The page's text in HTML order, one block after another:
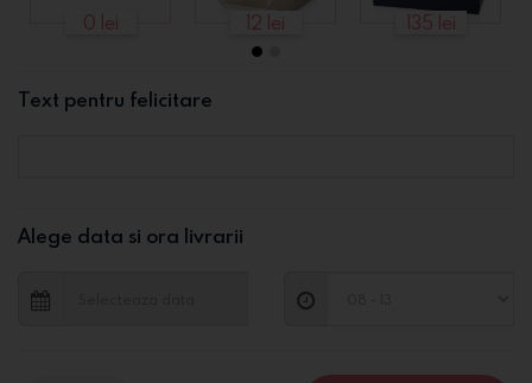
0 lei 12 lei 135 lei
Text pentru felicitare
Alege data si ora livrarii